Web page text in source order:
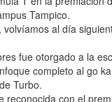
Tampico.
al día
fue otorgado a la
completo al go
Turbo.
reconocida con el